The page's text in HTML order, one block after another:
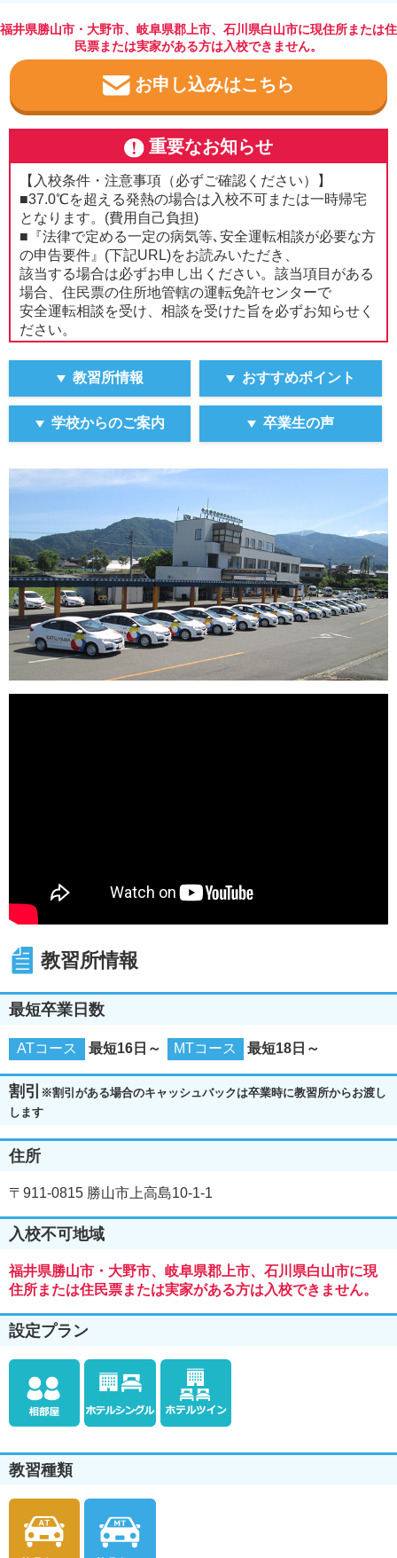
福井県勝山市・大野市、岐阜県郡上市、石川県白山市に現住所または住
民票または実家がある方は入校できません。
お申し込みはこちら
重要なお知らせ
【入校条件・注意事項（必ずご確認ください）】
■37.0℃を超える発熱の場合は入校不可または一時帰宅
となります。(費用自己負担)
■『法律で定める一定の病気等､安全運転相談が必要な方
の申告要件』(下記URL)をお読みいただき、
該当する場合は必ずお申し出ください。該当項目がある
場合、住民票の住所地管轄の運転免許センターで
安全運転相談を受け、相談を受けた旨を必ずお知らせく
ださい。
合は入校できません。(諸費用自己負担)
https://manabi.univcoop.or.jp/drive/gassyuku/pdf/
■外国籍の方は「本人確認書類」として下記《A》また
提出＋マイナンバーカード等の本人確認書類の提示。
(*)=個人番号を除く全ての事項(国籍・地域、在留資
格・期間、在留カード番号等)の記載が必要。
《B》 [ア]権限のある機関が発行する身分証明書、[イ]公
的な住所証明、[ウ]旅券 ※[ア][イ][ウ]全て必要。
教習所情報 おすすめポイント
学校からのご案内 卒業生の声
教習所情報
最短卒業日数
ATコース 最短16日～ MTコース 最短18日～
割引
※割引がある場合のキャッシュバックは卒業時に教習所からお渡し
します
住所
〒911-0815 勝山市上高島10-1-1
入校不可地域
福井県勝山市・大野市、岐阜県郡上市、石川県白山市に現
住所または住民票または実家がある方は入校できません。
設定プラン
教習種類